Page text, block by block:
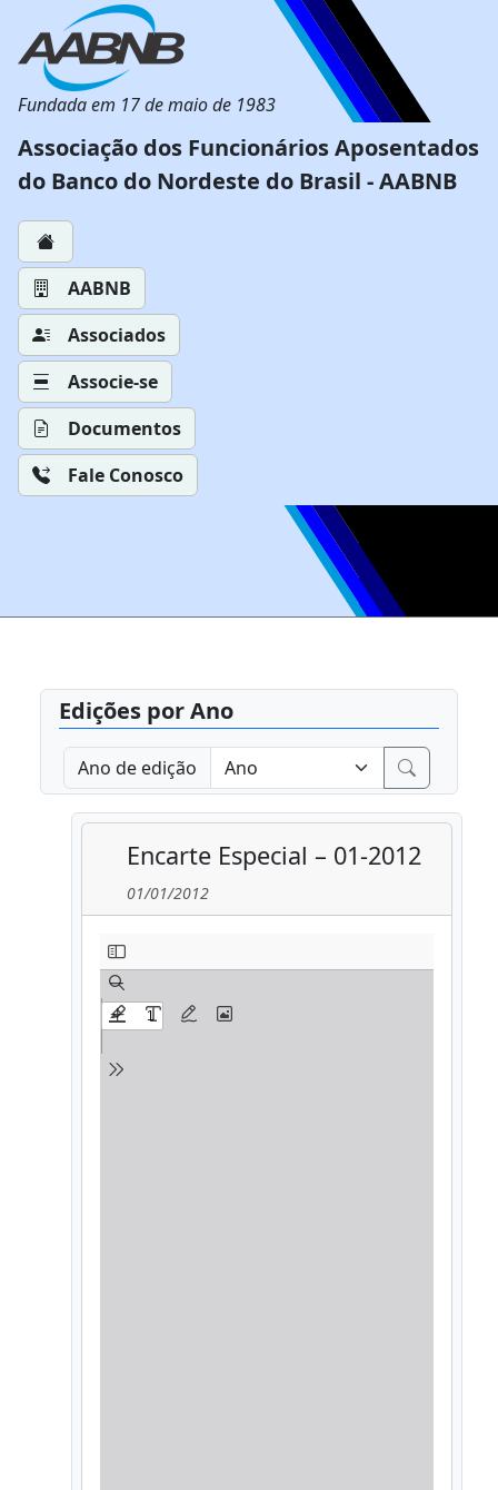
Fundada em 17 de maio de 1983
Associação dos Funcionários Aposentados
do Banco do Nordeste do Brasil - AABNB
AABNB
Associados
Associe-se
Documentos
Fale Conosco
Edições por Ano
Ano de edição
Encarte Especial – 01-2012
01/01/2012